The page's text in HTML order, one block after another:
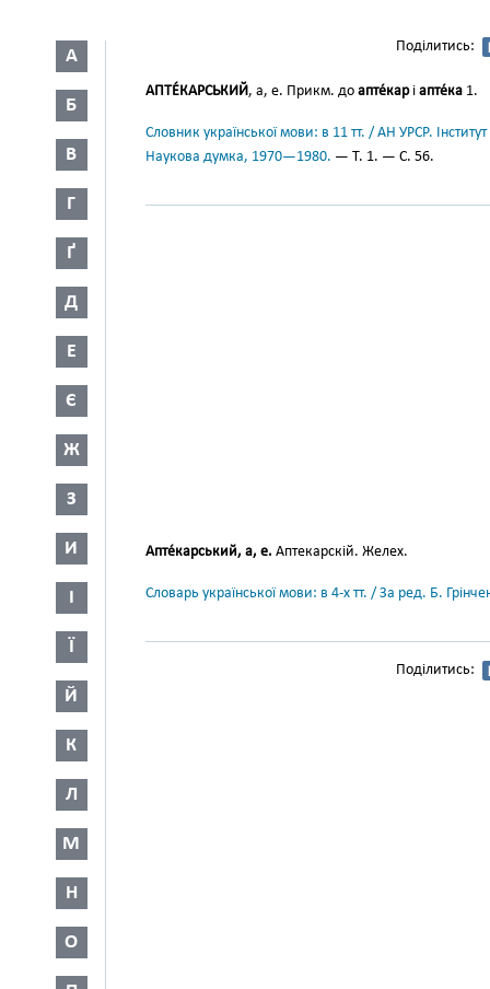
А
Б
В
Г
Ґ
Д
Е
Є
Ж
З
И
І
Ї
Й
К
Л
М
Н
О
Поділитись:
АПТЕ́КАРСЬКИЙ, а, е. Прикм. до апте́карі апте́ка 1.
Словник української мови: в 11 тт. / АН УРСР.
Наукова думка, 1970—1980. — Т. 1. — С. 56.
Апте́карський, а, е. Аптекарскій. Желех.
Словарь української мови: в 4-х тт. / За ред. Б.
Поділитись: